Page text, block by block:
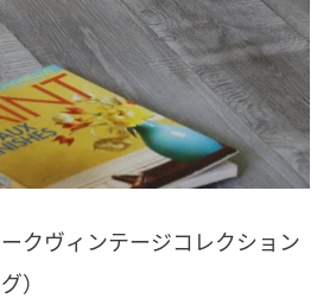
クヴィンテージコレクション
）